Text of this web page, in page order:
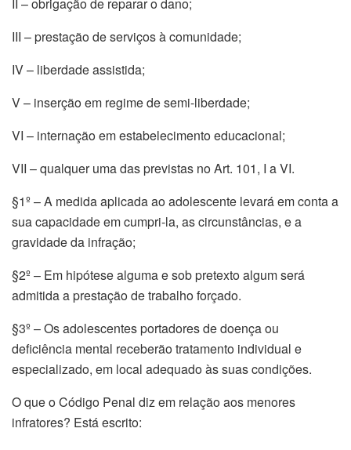
II – obrigação de reparar o dano;
III – prestação de serviços à comunidade;
IV – liberdade assistida;
V – inserção em regime de semi-liberdade;
VI – internação em estabelecimento educacional;
VII – qualquer uma das previstas no Art. 101, I a VI.
§1º – A medida aplicada ao adolescente levará em conta a
sua capacidade em cumpri-la, as circunstâncias, e a
gravidade da infração;
§2º – Em hipótese alguma e sob pretexto algum será
admitida a prestação de trabalho forçado.
§3º – Os adolescentes portadores de doença ou
deficiência mental receberão tratamento individual e
especializado, em local adequado às suas condições.
O que o Código Penal diz em relação aos menores
infratores? Está escrito: